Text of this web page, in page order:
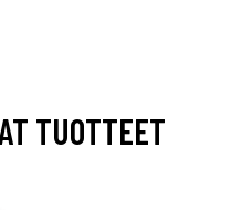
TUOTTEET